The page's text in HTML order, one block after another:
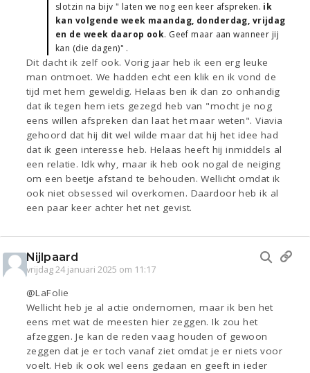
slotzin na bijv " laten we nog een keer afspreken. ik
kan volgende week maandag, donderdag, vrijdag
en de week daarop ook. Geef maar aan wanneer jij
kan (die dagen)" .
Dit dacht ik zelf ook. Vorig jaar heb ik een erg leuke
man ontmoet. We hadden echt een klik en ik vond de
tijd met hem geweldig. Helaas ben ik dan zo onhandig
dat ik tegen hem iets gezegd heb van "mocht je nog
eens willen afspreken dan laat het maar weten". Viavia
gehoord dat hij dit wel wilde maar dat hij het idee had
dat ik geen interesse heb. Helaas heeft hij inmiddels al
een relatie. Idk why, maar ik heb ook nogal de neiging
om een beetje afstand te behouden. Wellicht omdat ik
ook niet obsessed wil overkomen. Daardoor heb ik al
een paar keer achter het net gevist.
Nijlpaard
vrijdag 24 januari 2025 om 11:17
@LaFolie
Wellicht heb je al actie ondernomen, maar ik ben het
eens met wat de meesten hier zeggen. Ik zou het
afzeggen. Je kan de reden vaag houden of gewoon
zeggen dat je er toch vanaf ziet omdat je er niets voor
voelt. Heb ik ook wel eens gedaan en geeft in ieder